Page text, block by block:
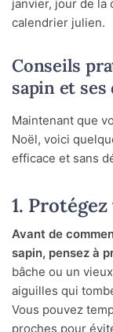
janvier, jour de la
calendrier julien.
Conseils
sapin et
Maintenant que
Noël, voici
efficace et sans
1.
Avant de
sapin, pensez à
bâche ou un
aiguilles qui
Vous pouvez
proches pour